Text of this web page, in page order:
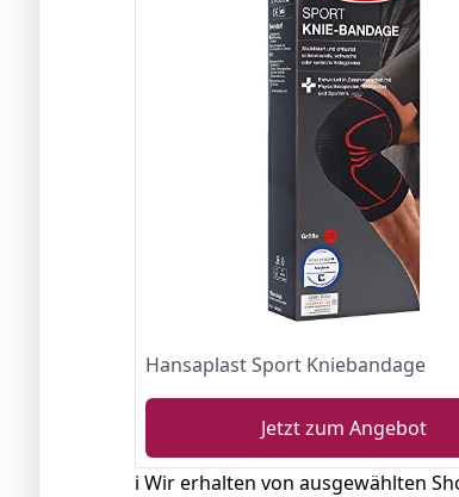
Hansaplast Sport Kniebandage
Jetzt zum Angebot
ℹ️ Wir erhalten von ausgewählten